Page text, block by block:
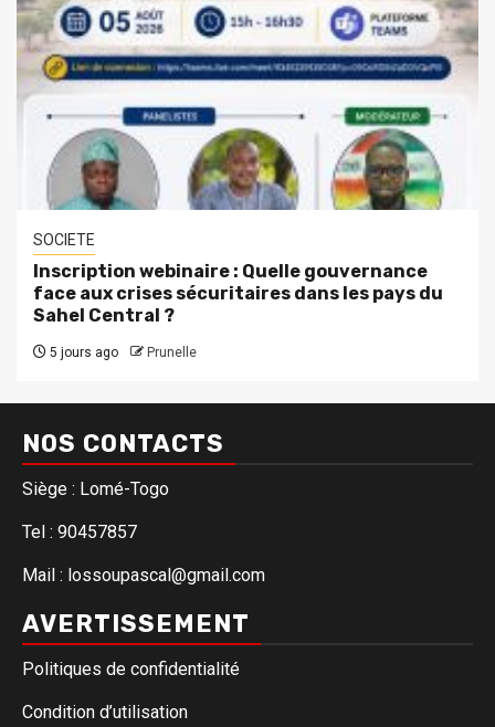
SOCIETE
Inscription webinaire : Quelle gouvernance
face aux crises sécuritaires dans les pays du
Sahel Central ?
5 jours ago Prunelle
NOS CONTACTS
Siège : Lomé-Togo
Tel : 90457857
Mail : lossoupascal@gmail.com
AVERTISSEMENT
Politiques de confidentialité
Condition d’utilisation